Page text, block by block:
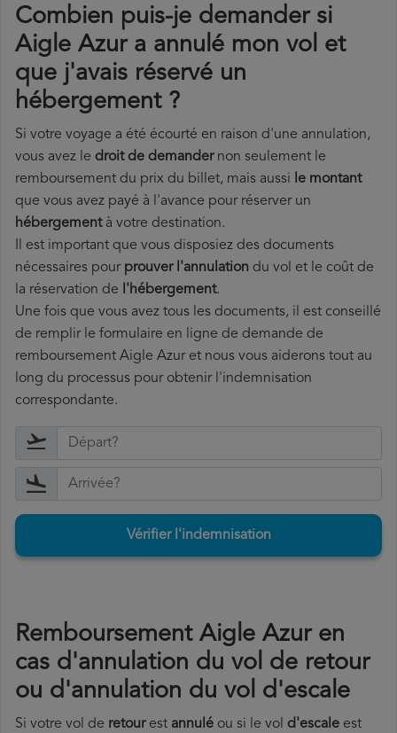
Combien puis-je demander si
Aigle Azur a annulé mon vol et
que j'avais réservé un
hébergement ?
Si votre voyage a été écourté en raison d'une annulation,
vous avez le droit de demandernon seulement le
remboursement du prix du billet, mais aussi le montant
que vous avez payé à l'avance pour réserver un
hébergementà votre destination.
Il est important que vous disposiez des documents
nécessaires pour prouver l'annulation du vol et le coût de
la réservation de l'hébergement.
Une fois que vous avez tous les documents, il est conseillé
de remplir le formulaire en ligne de demande de
remboursement Aigle Azur et nous vous aiderons tout au
long du processus pour obtenir l'indemnisation
correspondante.
Vérifier l'indemnisation
Remboursement Aigle Azur en
cas d'annulation du vol de retour
ou d'annulation du vol d'escale
Si votre vol de retourest annulé ou si le vol d'escale est